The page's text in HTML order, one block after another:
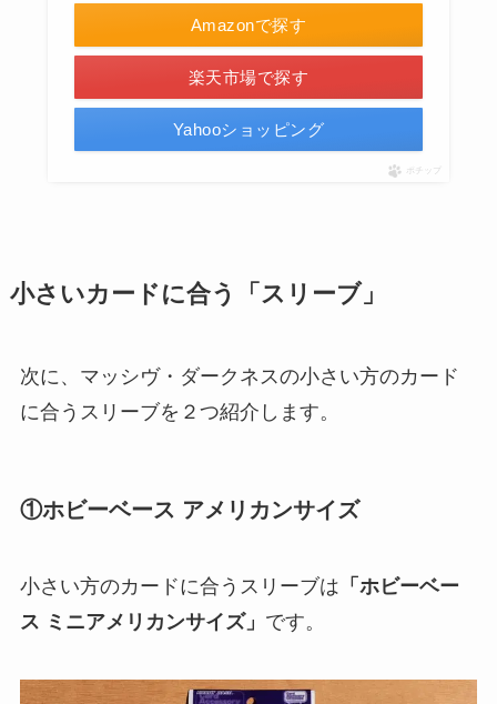
Amazonで探す
楽天市場で探す
Yahooショッピング
ポチップ
小さいカードに合う「スリーブ」
次に、マッシヴ・ダークネスの小さい方のカード
に合うスリーブを２つ紹介します。
①ホビーベース アメリカンサイズ
小さい方のカードに合うスリーブは 「ホビーベー
ス ミニアメリカンサイズ」 です。